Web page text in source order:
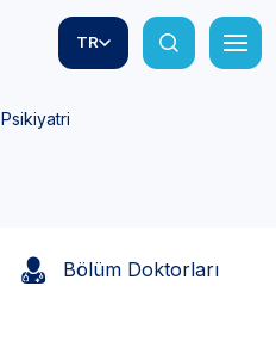
TR
Psikiyatri
Bölüm Doktorları